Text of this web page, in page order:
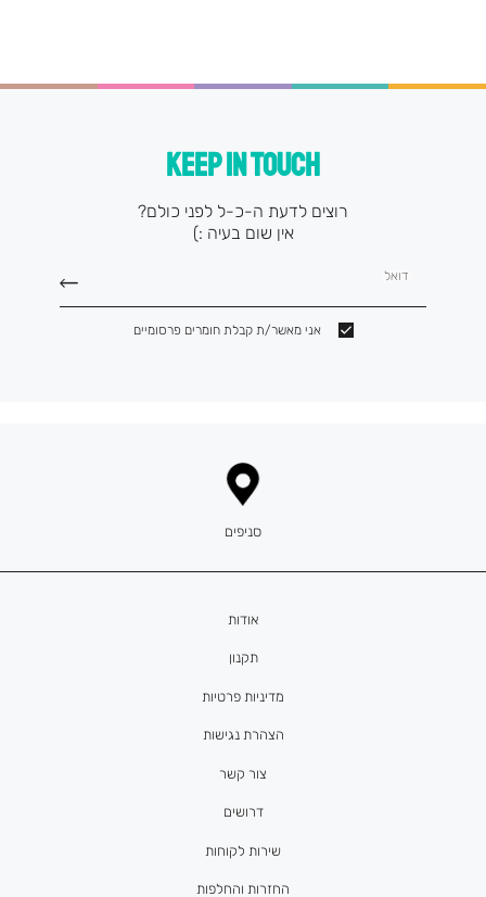
KEEP IN TOUCH
רוצים לדעת ה-כ-ל לפני כולם?
אין שום בעיה :)
דואל
אני מאשר/ת קבלת חומרים פרסומיים
אודות
תקנון
מדיניות פרטיות
הצהרת נגישות
צור קשר
דרושים
סניפים
שירות לקוחות
החזרות והחלפות